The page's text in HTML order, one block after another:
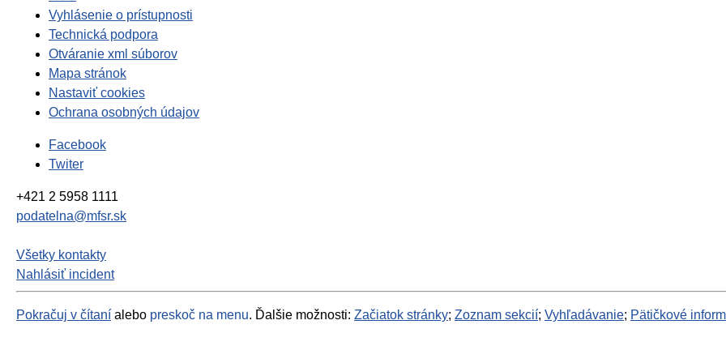
Vyhlásenie o prístupnosti
Technická podpora
Otváranie xml súborov
Mapa stránok
Nastaviť cookies
Ochrana osobných údajov
Facebook
Twiter
+421 2 5958 1111
podatelna@mfsr.sk
Všetky kontakty
Nahlásiť incident
Pokračuj v čítaní alebo preskoč na menu. Ďalšie možnosti: Začiatok stránky; Zoznam sekcií; Vyhľadávanie; Pätičkové